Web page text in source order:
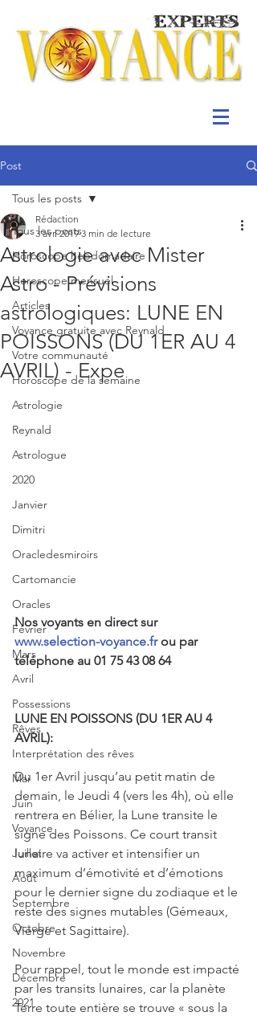
Post
Tous les posts
Horoscope hebdomadaire
Horoscope mensuel
Articles
Voyance gratuite avec Reynald
Votre communauté
Horoscope de la semaine
Astrologie
Reynald
Astrologue
2020
Janvier
Dimitri
Oracledesmiroirs
Cartomancie
Oracles
Février
Mars
Avril
Possessions
Rêves
Interprétation des rêves
Mai
Juin
Voyance
Juillet
Août
Septembre
Octobre
Novembre
Décembre
2021
Tous les posts
Astrologie avec Mister
Astro - Prévisions
astrologiques: LUNE EN
POISSONS (DU 1ER AU 4
AVRIL) - Expe
Rédaction
3 avr. 2019 3 min de lecture
Nos voyants en direct sur
www.selection-voyance.fr ou par
téléphone au 01 75 43 08 64
LUNE EN POISSONS (DU 1ER AU 4
AVRIL):
Du 1er Avril jusqu’au petit matin de
demain, le Jeudi 4 (vers les 4h), où elle
rentrera en Bélier, la Lune transite le
signe des Poissons. Ce court transit
lunaire va activer et intensifier un
maximum d’émotivité et d’émotions
pour le dernier signe du zodiaque et le
reste des signes mutables (Gémeaux,
Vierge et Sagittaire).
Pour rappel, tout le monde est impacté
par les transits lunaires, car la planète
Terre toute entière se trouve « sous la